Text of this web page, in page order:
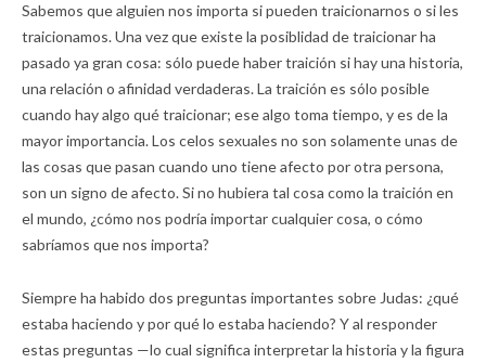
Sabemos que alguien nos importa si pueden traicionarnos o si les
traicionamos. Una vez que existe la posiblidad de traicionar ha
pasado ya gran cosa: sólo puede haber traición si hay una historia,
una relación o afinidad verdaderas. La traición es sólo posible
cuando hay algo qué traicionar; ese algo toma tiempo, y es de la
mayor importancia. Los celos sexuales no son solamente unas de
las cosas que pasan cuando uno tiene afecto por otra persona,
son un signo de afecto. Si no hubiera tal cosa como la traición en
el mundo, ¿cómo nos podría importar cualquier cosa, o cómo
sabríamos que nos importa?
Siempre ha habido dos preguntas importantes sobre Judas: ¿qué
estaba haciendo y por qué lo estaba haciendo? Y al responder
estas preguntas —lo cual significa interpretar la historia y la figura